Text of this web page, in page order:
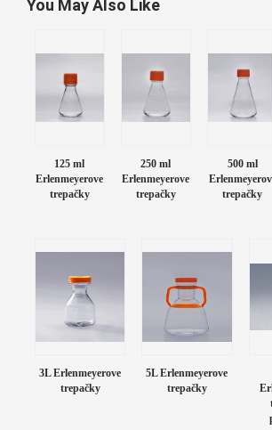
You May Also Like
125 ml
Erlenmeyerove
trepačky
250 ml
Erlenmeyerove
trepačky
500 ml
trepačky
3L Erlenmeyerove
trepačky
5L Erlenmeyerove
trepačky